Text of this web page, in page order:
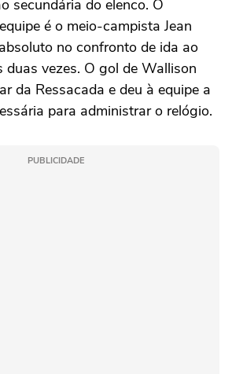
secundária do elenco. O
é o meio-campista Jean
no confronto de ida ao
duas vezes. O gol de Wallison
da Ressacada e deu à equipe a
para administrar o relógio.
PUBLICIDADE